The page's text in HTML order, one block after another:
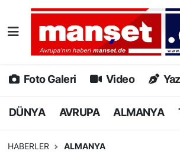
Foto Galeri Video
DÜNYA AVRUPA ALMANYA
HABERLER ALMANYA
DÜNYA
AVRUPA
ALMANYA
Nöbetçi Eczaneler
Hava Durumu
Namaz Vakitleri